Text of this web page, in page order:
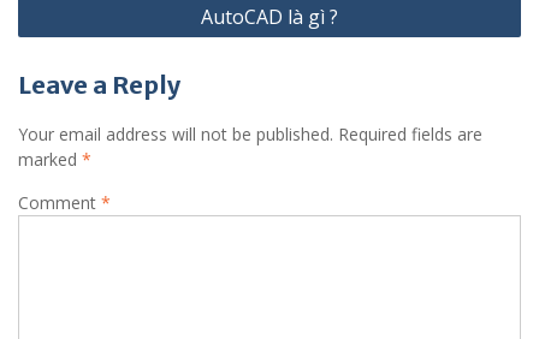
AutoCAD là gì ?
Leave a Reply
Your email address will not be published. Required fields are
marked *
Comment *